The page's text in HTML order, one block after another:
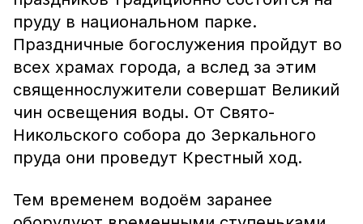
пруду в национальном парке.
Праздничные богослужения пройдут во
всех храмах города, а вслед за этим
священнослужители совершат Великий
чин освещения воды. От Свято-
Никольского собора до Зеркального
пруда они проведут Крестный ход.
Тем временем водоём заранее